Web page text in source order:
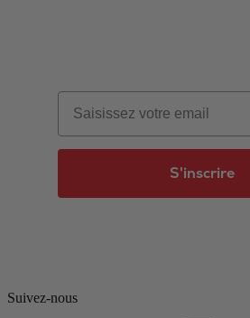
Email
S'inscrire
Suivez-nous